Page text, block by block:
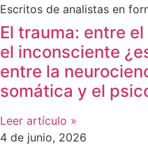
Escritos de analistas en
El trauma: entre
el inconsciente
entre la
somática y el
Leer artículo »
4 de junio, 2026